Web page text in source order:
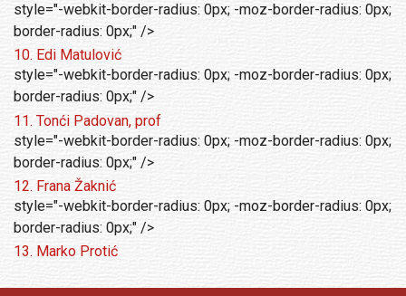
style="-webkit-border-radius: 0px; -moz-border-radius: 0px;
border-radius: 0px;" />
10. Edi Matulović
style="-webkit-border-radius: 0px; -moz-border-radius: 0px;
border-radius: 0px;" />
11. Tonći Padovan, prof
style="-webkit-border-radius: 0px; -moz-border-radius: 0px;
border-radius: 0px;" />
12. Frana Žaknić
style="-webkit-border-radius: 0px; -moz-border-radius: 0px;
border-radius: 0px;" />
13. Marko Protić